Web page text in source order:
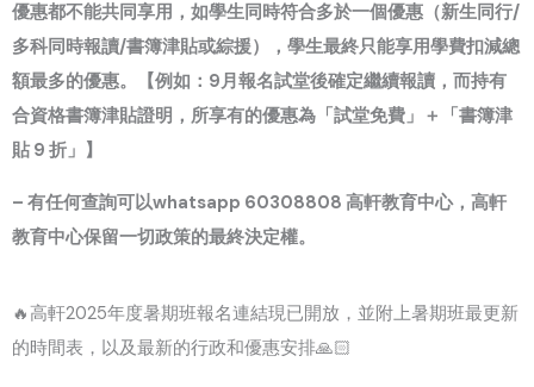
優惠都不能共同享用，如學生同時符合多於一個優惠（新生同行/
多科同時報讀/書簿津貼或綜援），學生最終只能享用學費扣減總
額最多的優惠。【例如：9月報名試堂後確定繼續報讀，而持有
合資格書簿津貼證明，所享有的優惠為「試堂免費」＋「書簿津
貼 9 折」】
– 有任何查詢可以whatsapp 60308808 高軒教育中心，高軒
教育中心保留一切政策的最終決定權。
🔥高軒2025年度暑期班報名連結現已開放，並附上暑期班最更新
的時間表，以及最新的行政和優惠安排🙏🏻